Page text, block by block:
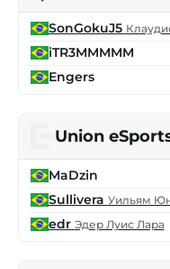
SonGokuJ5
iTR3MMMMM
Engers
Union
MaDzin
Sullivera Уильям
edr Эдер Луис Лара